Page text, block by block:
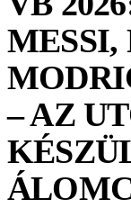
MESSI,
– AZ